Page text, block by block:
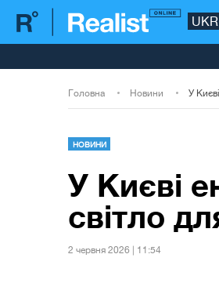
Головна Новини
НОВИНИ
У Києві
світло
2 червня 2026 | 11:54